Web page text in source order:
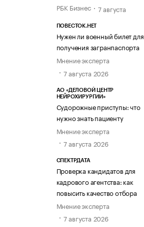
РБК Бизнес
7 августа
ПОВЕСТОК.НЕТ
Нужен ли военный билет для
получения загранпаспорта
Мнение эксперта
7 августа 2026
АО «ДЕЛОВОЙ ЦЕНТР
НЕЙРОХИРУРГИИ»
Судорожные приступы: что
нужно знать пациенту
Мнение эксперта
7 августа 2026
СПЕКТРДАТА
Проверка кандидатов для
кадрового агентства: как
повысить качество отбора
Мнение эксперта
7 августа 2026